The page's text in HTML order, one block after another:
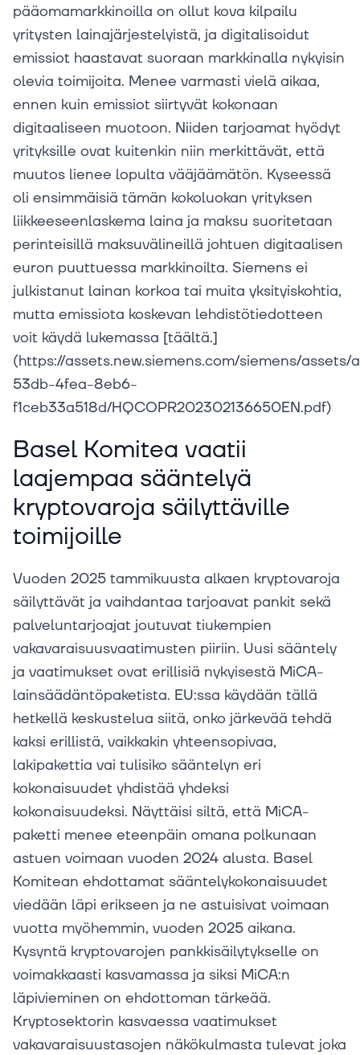
pääomamarkkinoilla on ollut kova kilpailu
yritysten lainajärjestelyistä, ja digitalisoidut
emissiot haastavat suoraan markkinalla nykyisin
olevia toimijoita. Menee varmasti vielä aikaa,
ennen kuin emissiot siirtyvät kokonaan
digitaaliseen muotoon. Niiden tarjoamat hyödyt
yrityksille ovat kuitenkin niin merkittävät, että
muutos lienee lopulta vääjäämätön. Kyseessä
oli ensimmäisiä tämän kokoluokan yrityksen
liikkeeseenlaskema laina ja maksu suoritetaan
perinteisillä maksuvälineillä johtuen digitaalisen
euron puuttuessa markkinoilta. Siemens ei
julkistanut lainan korkoa tai muita yksityiskohtia,
mutta emissiota koskevan lehdistötiedotteen
voit käydä lukemassa [täältä.]
(https://assets.new.siemens.com/siemens/assets/
53db-4fea-8eb6-
f1ceb33a518d/HQCOPR202302136650EN.pdf)
Basel Komitea vaatii
laajempaa sääntelyä
kryptovaroja säilyttäville
toimijoille
Vuoden 2025 tammikuusta alkaen kryptovaroja
säilyttävät ja vaihdantaa tarjoavat pankit sekä
palveluntarjoajat joutuvat tiukempien
vakavaraisuusvaatimusten piiriin. Uusi sääntely
ja vaatimukset ovat erillisiä nykyisestä MiCA-
lainsäädäntöpaketista. EU:ssa käydään tällä
hetkellä keskustelua siitä, onko järkevää tehdä
kaksi erillistä, vaikkakin yhteensopivaa,
lakipakettia vai tulisiko sääntelyn eri
kokonaisuudet yhdistää yhdeksi
kokonaisuudeksi. Näyttäisi siltä, että MiCA-
paketti menee eteenpäin omana polkunaan
astuen voimaan vuoden 2024 alusta. Basel
Komitean ehdottamat sääntelykokonaisuudet
viedään läpi erikseen ja ne astuisivat voimaan
vuotta myöhemmin, vuoden 2025 aikana.
Kysyntä kryptovarojen pankkisäilytykselle on
voimakkaasti kasvamassa ja siksi MiCA:n
läpivieminen on ehdottoman tärkeää.
Kryptosektorin kasvaessa vaatimukset
vakavaraisuustasojen näkökulmasta tulevat joka